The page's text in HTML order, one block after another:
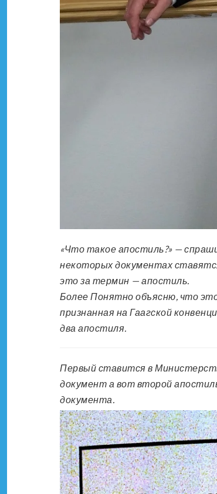
«Что такое апостиль?» —
некоторых документах
это за термин — апостиль.
Более Понятно объясню, что
признанная на Гаагской
два апостиля.
Первый ставится в
документ а вот второй
документа.